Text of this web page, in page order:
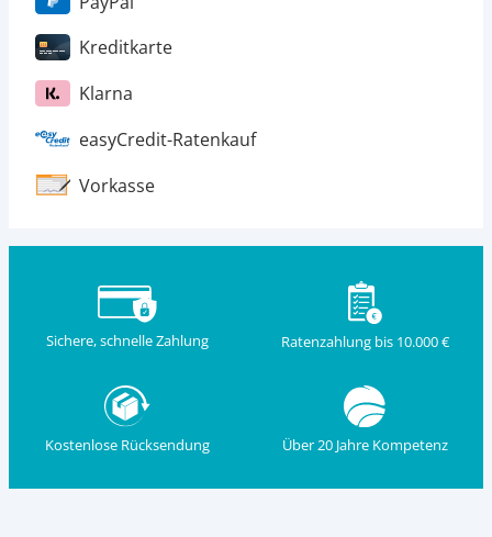
Kreditkarte
Klarna
easyCredit-Ratenkauf
Vorkasse
Sichere, schnelle Zahlung Ratenzahlung bis 10.000 €
Kostenlose Rücksendung Über 20 Jahre Kompetenz